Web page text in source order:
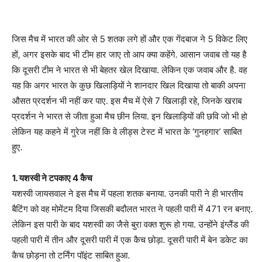
जिस मैच में भारत की ओर से 5 शतक लगे हों और एक गेंदबाज ने 5 विकेट लिए
हों, अगर इसके बाद भी टीम हार जाए तो आप क्या कहेंगे. आसान जवाब तो यह है
कि दूसरी टीम ने भारत से भी बेहतर खेल दिखाया. लेकिन एक जवाब और है. वह
यह कि अगर भारत के कुछ खिलाड़ियों ने शानदार खिल दिखाया तो बाकी अपना
औसत प्रदर्शन भी नहीं कर पाए. इस मैच में ऐसे 7 खिलाड़ी रहे, जिनके खराब
प्रदर्शन ने भारत से जीता हुआ मैच छीन लिया. इन खिलाड़ियों की छवि जो भी हो
लेकिन यह कहने में गुरेज नहीं कि वे लीड्स टेस्ट में भारत के ‘गुनहगार’ साबित
हुए.
1. यशस्वी ने टपकाए 4 कैच
यशस्वी जायसवाल ने इस मैच में पहला शतक बनाया. उनकी पारी ने ही भारतीय
बैटिंग को वह मोमेंटम दिया जिसकी बदौलत भारत ने पहली पारी में 471 रन बनाए.
लेकिन इस पारी के बाद यशस्वी का जैसे बुरा वक्त शुरू हो गया. उन्होंने इंग्लैंड की
पहली पारी में तीन और दूसरी पारी में एक कैच छोड़ा. दूसरी पारी में बेन डकेट का
कैच छोड़ना तो टर्निंग पॉइंट साबित हुआ.